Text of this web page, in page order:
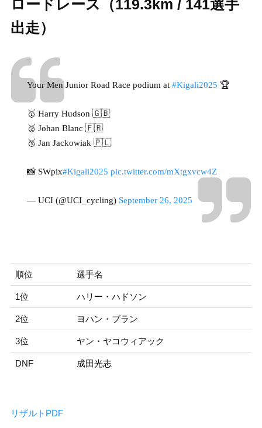
ロードレース（119.3km / 141選手
出走）
Your Men Junior Road Race podium at #Kigali2025 🏆
🥇 Harry Hudson 🇬🇧
🥈 Johan Blanc 🇫🇷
🥉 Jan Jackowiak 🇵🇱
📸 SWpix#Kigali2025 pic.twitter.com/mXtgxvcw4Z
— UCI (@UCI_cycling) September 26, 2025
順位 選手名
1位 ハリー・ハドソン
2位 ヨハン・ブラン
3位 ヤン・ヤコウィアック
DNF 成田光志
リザルトPDF